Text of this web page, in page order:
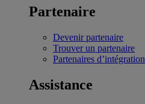
Partenaire
Devenir partenaire
Trouver un partenaire
Partenaires d’intégration
Assistance